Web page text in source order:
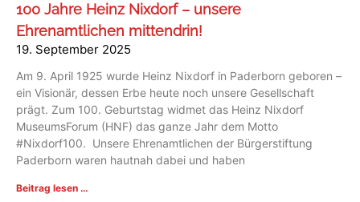
100 Jahre Heinz Nixdorf – unsere
Ehrenamtlichen mittendrin!
19. September 2025
Am 9. April 1925 wurde Heinz Nixdorf in Paderborn geboren –
ein Visionär, dessen Erbe heute noch unsere Gesellschaft
prägt. Zum 100. Geburtstag widmet das Heinz Nixdorf
MuseumsForum (HNF) das ganze Jahr dem Motto
#Nixdorf100. Unsere Ehrenamtlichen der Bürgerstiftung
Paderborn waren hautnah dabei und haben
Beitrag lesen …